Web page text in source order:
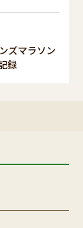
ズマラソン
録